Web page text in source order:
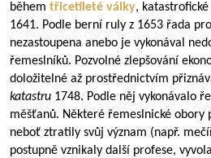
během třicetileté války, katastrofické
1641. Podle berní ruly z 1653 řada
nezastoupena anebo je vykonával
řemeslníků. Pozvolné zlepšování
doložitelné až prostřednictvím
katastru 1748. Podle něj vykonávalo
měšťanů. Některé řemeslnické obory
neboť ztratily svůj význam (např.
postupně vznikaly další profese,